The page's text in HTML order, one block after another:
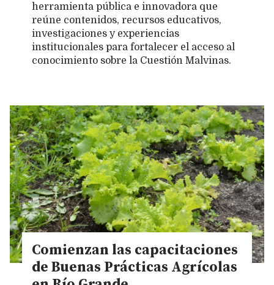
herramienta pública e innovadora que
reúne contenidos, recursos educativos,
investigaciones y experiencias
institucionales para fortalecer el acceso al
conocimiento sobre la Cuestión Malvinas.
Comienzan las capacitaciones
de Buenas Prácticas Agrícolas